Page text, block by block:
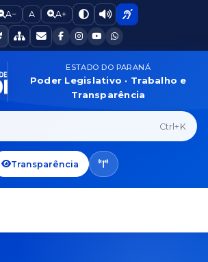
A− A A+
ESTADO DO PARANÁ
Poder Legislativo · Trabalho e
Transparência
Ctrl+K
Transparência